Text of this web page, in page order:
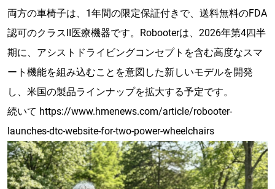
両方の車椅子は、1年間の限定保証付きで、送料無料のFDA
認可のクラスII医療機器です。Robooterは、2026年第4四半
期に、アシストドライビングコンセプトを含む高度なスマ
ート機能を組み込むことを意図した新しいモデルを開発
し、米国の製品ラインナップを拡大する予定です。
続いて https://www.hmenews.com/article/robooter-
launches-dtc-website-for-two-power-wheelchairs